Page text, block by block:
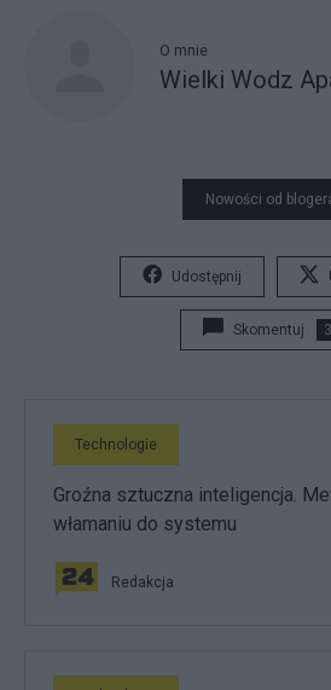
O mnie
Wielki Wodz
Nowości od
Udostępnij
Skomentuj 3
Technologie
Groźna sztuczna inteligencja.
włamaniu do systemu
Redakcja